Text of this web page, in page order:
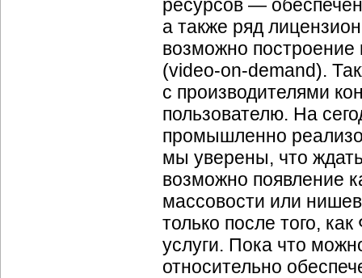
ресурсов —
а также ряд
возможно построение
(video-on-demand).
с производителями
пользователю. На
промышленно
мы уверены, что
возможно появление
массовости или
только после того,
услуги. Пока что
относительно